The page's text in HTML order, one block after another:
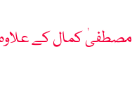
کمال کے علاوہ